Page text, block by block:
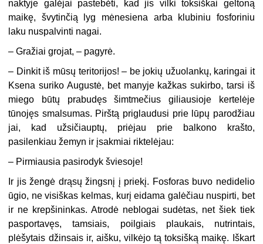
naktyje galėjai pastebėti, kad jis vilki toksiškai geltoną
maikę, švytinčią lyg mėnesiena arba klubiniu fosforiniu
laku nuspalvinti nagai.
–Gražiai grojat, – pagyrė.
– Dinkit iš mūsų teritorijos! – be jokių užuolankų, karingai it
Ksena suriko Augustė, bet manyje kažkas sukirbo, tarsi iš
miego būtų prabudęs šimtmečius giliausioje kertelėje
tūnojęs smalsumas. Pirštą priglaudusi prie lūpų parodžiau
jai, kad užsičiauptų, priėjau prie balkono krašto,
pasilenkiau žemyn ir įsakmiai riktelėjau:
– Pirmiausia pasirodyk šviesoje!
Ir jis žengė drąsų žingsnį į priekį. Fosforas buvo nedidelio
ūgio, ne visiškas kelmas, kurį eidama galėčiau nuspirti, bet
ir ne krepšininkas. Atrodė neblogai sudėtas, net šiek tiek
pasportavęs, tamsiais, poilgiais plaukais, nutrintais,
plėšytais džinsais ir, aišku, vilkėjo tą toksišką maikę. Iškart